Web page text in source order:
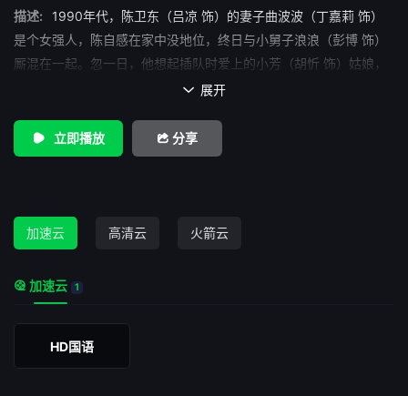
描述:
1990年代，陈卫东（吕凉 饰）的妻子曲波波（丁嘉莉 饰）
是个女强人，陈自感在家中没地位，终日与小舅子浪浪（彭博 饰）
厮混在一起。忽一日，他想起插队时爱上的小芳（胡忻 饰）姑娘，
温柔美丽善解人意，何不将那段经历写首歌呢。于是，一首《小
稿酬揣在身上，踏上了寻访昔日情人的道路。几经周折，终于见到
了当年的小芳。但物是人非，如今的小芳已是华侨林先生的阔太
太怎么也跟二十年前的小芳对不上号......
 展开
立即播放 分享
加速云 高清云 火箭云
加速云 1
HD国语